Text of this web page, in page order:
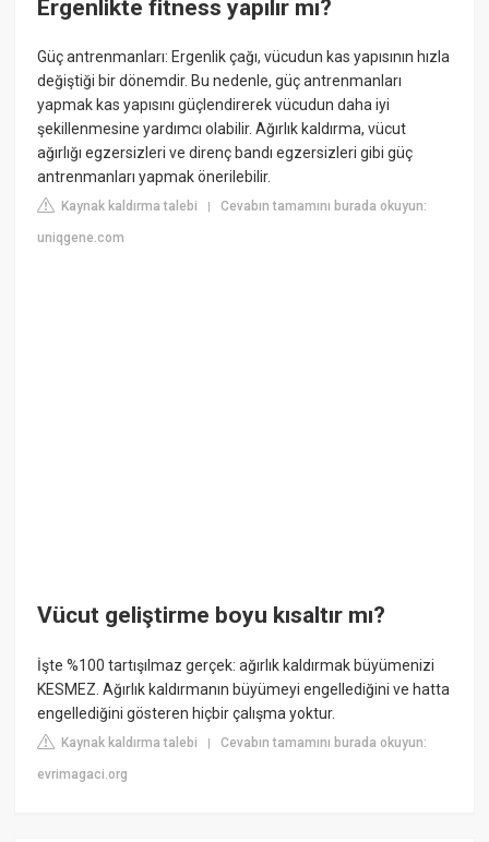
Ergenlikte fitness yapılır mı?
Güç antrenmanları: Ergenlik çağı, vücudun kas yapısının hızla
değiştiği bir dönemdir. Bu nedenle, güç antrenmanları
yapmak kas yapısını güçlendirerek vücudun daha iyi
şekillenmesine yardımcı olabilir. Ağırlık kaldırma, vücut
ağırlığı egzersizleri ve direnç bandı egzersizleri gibi güç
antrenmanları yapmak önerilebilir.
Kaynak kaldırma talebi |Cevabın tamamını burada okuyun:
uniqgene.com
Vücut geliştirme boyu kısaltır mı?
İşte %100 tartışılmaz gerçek: ağırlık kaldırmak büyümenizi
KESMEZ. Ağırlık kaldırmanın büyümeyi engellediğini ve hatta
engellediğini gösteren hiçbir çalışma yoktur.
Kaynak kaldırma talebi |Cevabın tamamını burada okuyun:
evrimagaci.org